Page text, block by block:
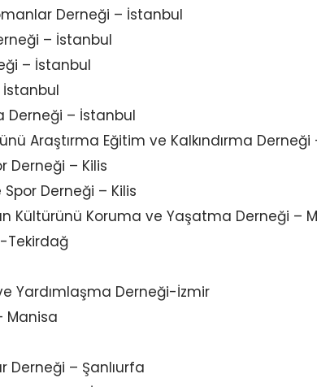
Derneği – İstanbul
– İstanbul
– İstanbul
İstanbul
Derneği – İstanbul
Araştırma Eğitim ve Kalkındırma
Derneği – Kilis
Derneği – Kilis
Kültürünü Koruma ve Yaşatma Derneği –
Tekirdağ
Yardımlaşma Derneği-İzmir
Manisa
Derneği – Şanlıurfa